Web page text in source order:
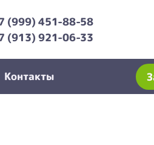
(999) 451-88-58
(913) 921-06-33
Контакты